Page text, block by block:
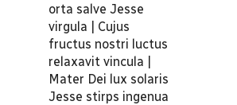
orta salve Jesse
virgula | Cujus
fructus nostri luctus
relaxavit vincula |
Mater Dei lux solaris
Jesse stirps ingenua